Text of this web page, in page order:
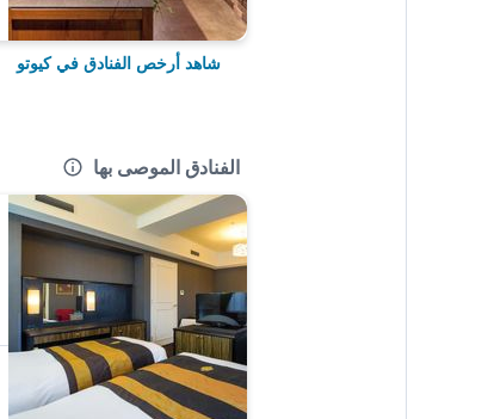
شاهد أرخص الفنادق في كيوتو
الفنادق الموصى بها